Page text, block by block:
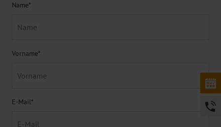
Name*
Vorname*
E-Mail*